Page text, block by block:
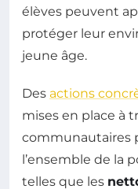
élèves peuvent
protéger leur
jeune âge.
Des actions
mises en place à
communautaires
l’ensemble de la
telles que les